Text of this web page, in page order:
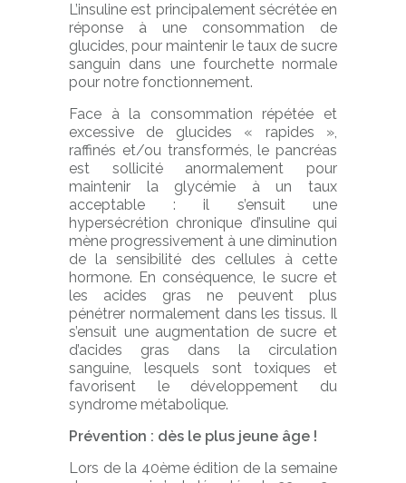
L’insuline est principalement sécrétée en
réponse à une consommation de
glucides, pour maintenir le taux de sucre
sanguin dans une fourchette normale
pour notre fonctionnement.
Face à la consommation répétée et
excessive de glucides « rapides »,
raffinés et/ou transformés, le pancréas
est sollicité anormalement pour
maintenir la glycémie à un taux
acceptable : il s’ensuit une
hypersécrétion chronique d’insuline qui
mène progressivement à une diminution
de la sensibilité des cellules à cette
hormone. En conséquence, le sucre et
les acides gras ne peuvent plus
pénétrer normalement dans les tissus. Il
s’ensuit une augmentation de sucre et
d’acides gras dans la circulation
sanguine, lesquels sont toxiques et
favorisent le développement du
syndrome métabolique.
Prévention : dès le plus jeune âge !
Lors de la 40ème édition de la semaine